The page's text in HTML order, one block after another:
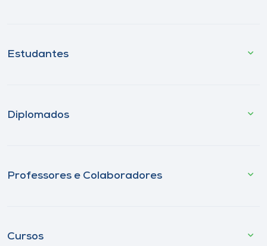
Estudantes
Diplomados
Professores e Colaboradores
Cursos